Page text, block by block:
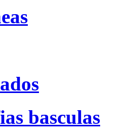
basculas